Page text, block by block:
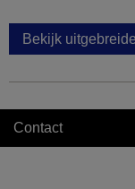
Bekijk
Contact